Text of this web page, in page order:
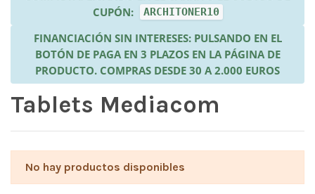
CUPÓN:
ARCHITONER10
FINANCIACIÓN SIN INTERESES: PULSANDO EN EL
BOTÓN DE PAGA EN 3 PLAZOS EN LA PÁGINA DE
PRODUCTO. COMPRAS DESDE 30 A 2.000 EUROS
Tablets Mediacom
No hay productos disponibles